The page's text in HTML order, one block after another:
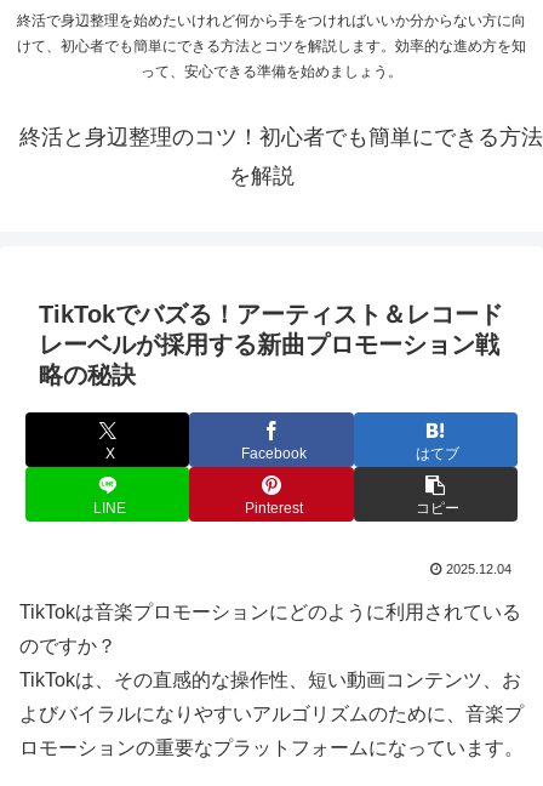
終活で身辺整理を始めたいけれど何から手をつければいいか分からない方に向
けて、初心者でも簡単にできる方法とコツを解説します。効率的な進め方を知
って、安心できる準備を始めましょう。
終活と身辺整理のコツ！初心者でも簡単にできる方法
を解説
TikTokでバズる！アーティスト＆レコード
レーベルが採用する新曲プロモーション戦
略の秘訣
X Facebook はてブ
LINE Pinterest コピー
2025.12.04
TikTokは音楽プロモーションにどのように利用されている
のですか？
TikTokは、その直感的な操作性、短い動画コンテンツ、お
よびバイラルになりやすいアルゴリズムのために、音楽プ
ロモーションの重要なプラットフォームになっています。